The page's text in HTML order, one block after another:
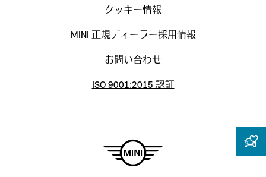
クッキー情報
MINI 正規ディーラー採用情報
お問い合わせ
ISO 9001:2015 認証